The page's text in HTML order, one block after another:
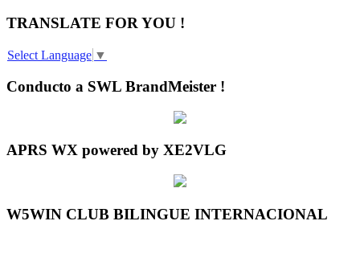
TRANSLATE FOR YOU !
Select Language ▼
Conducto a SWL BrandMeister !
APRS WX powered by XE2VLG
W5WIN CLUB BILINGUE INTERNACIONAL